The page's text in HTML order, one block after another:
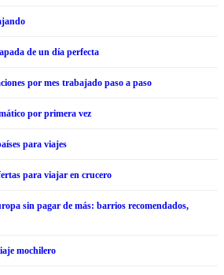
de un día perfecta
por mes trabajado paso a paso
por primera vez
para viajes
para viajar en crucero
sin pagar de más: barrios recomendados,
mochilero